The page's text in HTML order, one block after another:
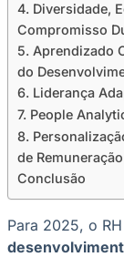
4. Diversidade,
Compromisso
5. Aprendizado
do
6. Liderança
7. People
8.
de Remuneração
Conclusão
Para 2025, o